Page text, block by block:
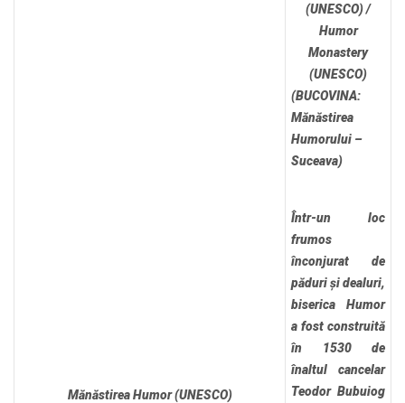
Mănăstirea Humor (UNESCO)
(UNESCO) /
Humor
Monastery
(UNESCO)
(BUCOVINA:
Mănăstirea
Humorului –
Suceava)
Într-un loc
frumos
înconjurat de
păduri și dealuri,
biserica Humor
a fost construită
în 1530 de
înaltul cancelar
Teodor Bubuiog